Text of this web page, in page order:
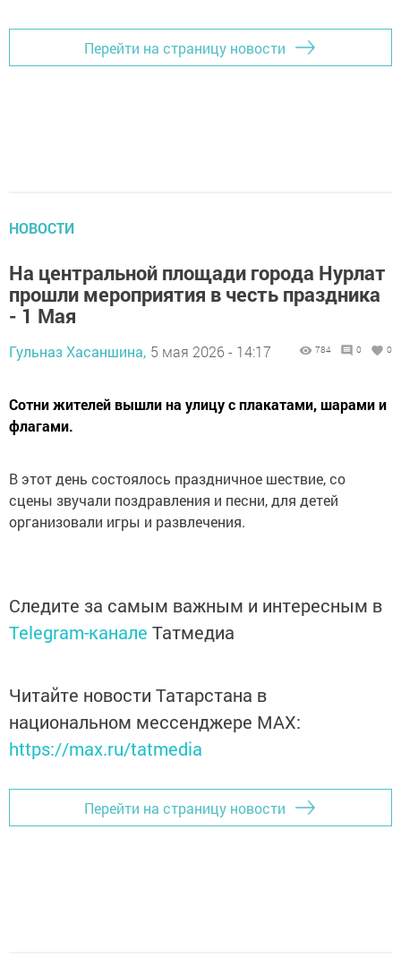
Перейти на страницу новости
НОВОСТИ
На центральной площади города Нурлат
прошли мероприятия в честь праздника
- 1 Мая
Гульназ Хасаншина, 5 мая 2026 - 14:17 784 0 0
Сотни жителей вышли на улицу с плакатами, шарами и
флагами.
В этот день состоялось праздничное шествие, со
сцены звучали поздравления и песни, для детей
организовали игры и развлечения.
Следите за самым важным и интересным в
Telegram-канале Татмедиа
Читайте новости Татарстана в
национальном мессенджере MАХ:
https://max.ru/tatmedia
Перейти на страницу новости